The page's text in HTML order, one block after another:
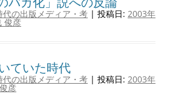
代の出版メディア・考 | 投稿日: 2003年
俊彦
ていた時代
代の出版メディア・考 | 投稿日: 2003年
彦